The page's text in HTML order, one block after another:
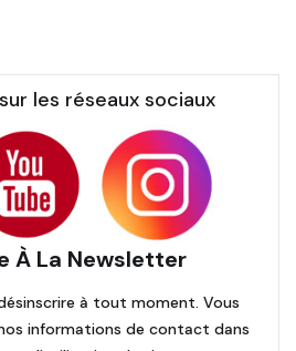
les réseaux sociaux
À La Newsletter
à tout moment. Vous
informations de contact dans